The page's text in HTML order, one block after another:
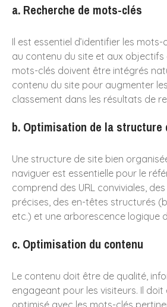
l’IPGP
: une
de la
Bonne
janvier
a. Recherche de mots-clés
Il est essentiel d’identifier les
au contenu du site et aux objectifs
mots-clés doivent être intégrés
contenu du site pour augmenter
classement dans les résultats de
b. Optimisation de la structure
Une structure de site bien
naviguer est essentielle pour le
comprend des URL conviviales,
précises, des en-têtes structurés
etc.) et une arborescence logique
c. Optimisation du contenu
Le contenu doit être de qualité,
engageant pour les visiteurs. Il
optimisé avec les mots-clés